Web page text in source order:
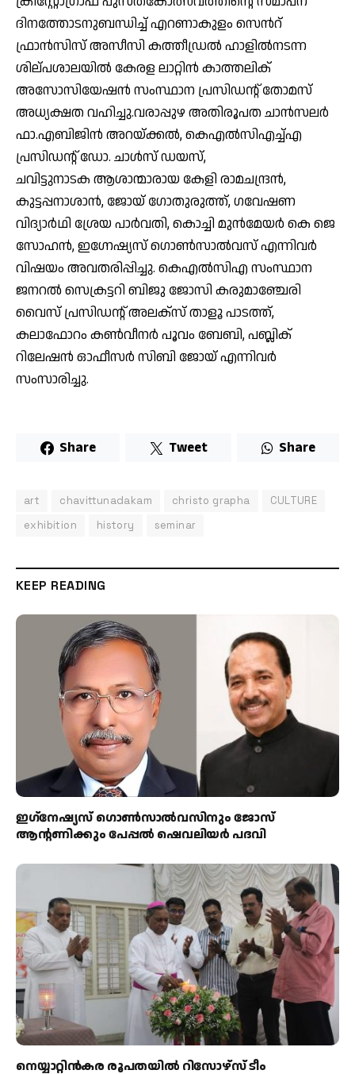
ദിനത്തോടനുബന്ധിച്ച് എറണാകുളം സെൻറ്
ഫ്രാൻസിസ് അസീസി കത്തീഡ്രൽ ഹാളിൽനടന്ന
ശില്പശാലയിൽ കേരള ലാറ്റിൻ കാത്തലിക്
അസോസിയേഷൻ സംസ്ഥാന പ്രസിഡൻ്റ് തോമസ്
അധ്യക്ഷത വഹിച്ചു.വരാപ്പുഴ അതിരൂപത ചാൻസലർ
ഫാ.എബിജിൻ അറയ്ക്കൽ, കെഎൽസിഎച്ച്എ
പ്രസിഡൻ്റ് ഡോ. ചാൾസ് ഡയസ്,
ചവിട്ടുനാടക ആശാന്മാരായ കേളി രാമചന്ദ്രൻ,
കുട്ടപ്പനാശാൻ, ജോയ് ഗോതുരുത്ത്, ഗവേഷണ
വിദ്യാർഥി ശ്രേയ പാർവതി, കൊച്ചി മുൻമേയർ കെ ജെ
സോഹൻ, ഇഗ്നേഷ്യസ് ഗൊൺസാൽവസ് എന്നിവർ
വിഷയം അവതരിപ്പിച്ചു. കെഎൽസിഎ സംസ്ഥാന
ജനറൽ സെക്രട്ടറി ബിജു ജോസി കരുമാഞ്ചേരി
വൈസ് പ്രസിഡൻ്റ് അലക്സ് താളൂ പാടത്ത്,
കലാഫോറം കൺവീനർ പൂവം ബേബി, പബ്ലിക്
റിലേഷൻ ഓഫീസർ സിബി ജോയ് എന്നിവർ
സംസാരിച്ചു.
Share Tweet Share
art chavittunadakam christo grapha
CULTURE
exhibition
history seminar
KEEP READING
ഇഗ്‌നേഷ്യസ് ഗൊൺസാൽവസിനും ജോസ്
ആന്റണിക്കും പേപ്പൽ ഷെവലിയർ പദവി
നെയ്യാറ്റിൻകര രൂപതയിൽ റിസോഴ്സ് ടീം